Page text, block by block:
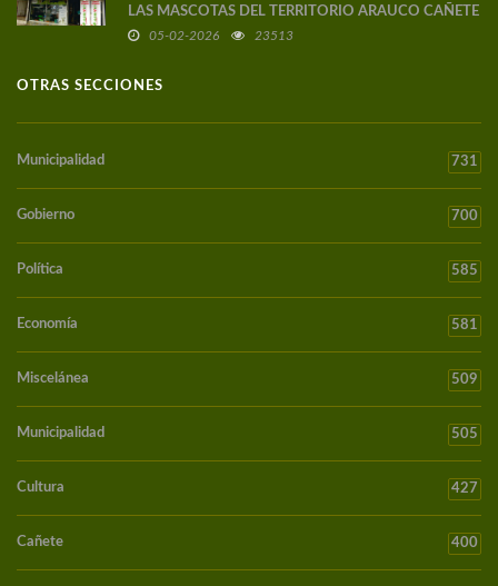
LAS MASCOTAS DEL TERRITORIO ARAUCO CAÑETE
05-02-2026 23513
OTRAS SECCIONES
Municipalidad 731
Gobierno 700
Política 585
Economía 581
Miscelánea 509
Municipalidad 505
Cultura 427
Cañete 400